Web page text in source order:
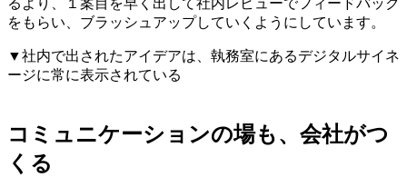
るより、１案目を早く出して社内レビューでフィードバック
をもらい、ブラッシュアップしていくようにしています。
▼社内で出されたアイデアは、執務室にあるデジタルサイネ
ージに常に表示されている
コミュニケーションの場も、会社がつ
くる